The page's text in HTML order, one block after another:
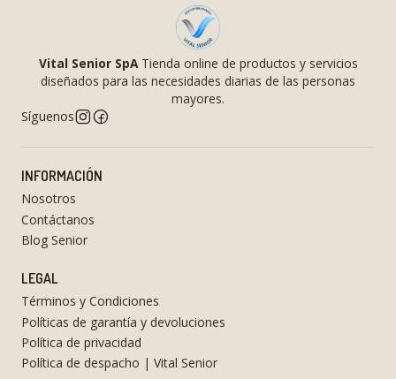
Vital Senior SpATienda online de productos y servicios
diseñados para las necesidades diarias de las personas
mayores.
Síguenos
INFORMACIÓN
Nosotros
Contáctanos
Blog Senior
LEGAL
Términos y Condiciones
Políticas de garantía y devoluciones
Política de privacidad
Política de despacho | Vital Senior